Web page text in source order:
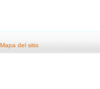
Mapa del sitio